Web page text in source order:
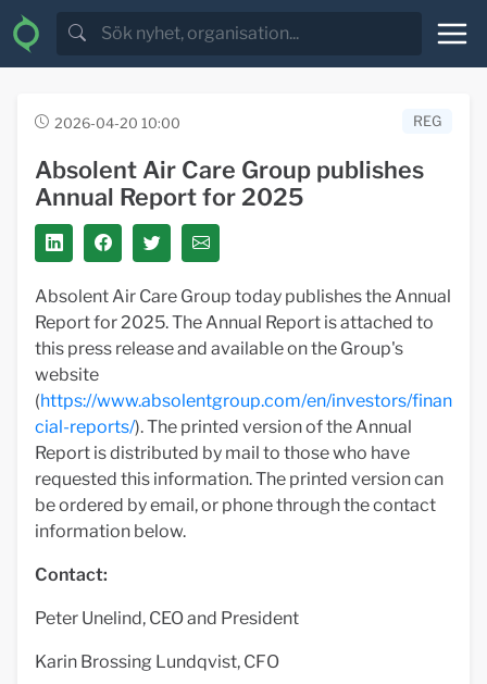
2026-04-20 10:00 REG
Absolent Air Care Group publishes
Annual Report for 2025
Absolent Air Care Group today publishes the Annual
Report for 2025. The Annual Report is attached to
this press release and available on the Group's
website
(https://www.absolentgroup.com/en/investors/finan
cial-reports/). The printed version of the Annual
Report is distributed by mail to those who have
requested this information. The printed version can
be ordered by email, or phone through the contact
information below.
Contact:
Peter Unelind, CEO and President
Karin Brossing Lundqvist, CFO